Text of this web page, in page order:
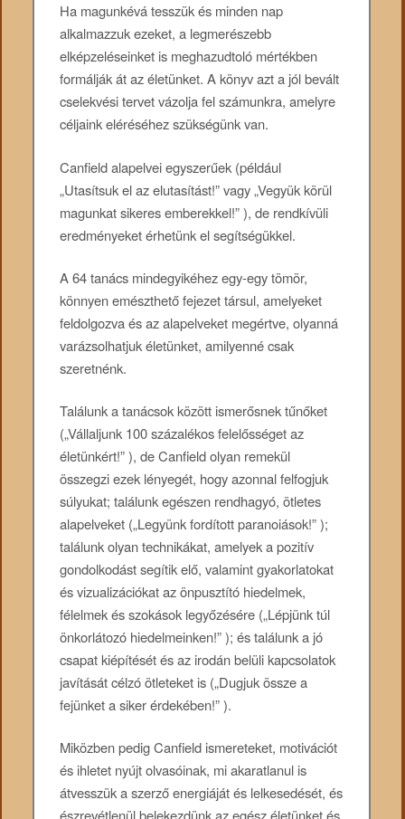
Ha magunkévá tesszük és minden nap
alkalmazzuk ezeket, a legmerészebb
elképzeléseinket is meghazudtoló mértékben
formálják át az életünket. A könyv azt a jól bevált
cselekvési tervet vázolja fel számunkra, amelyre
céljaink eléréséhez szükségünk van.
Canfield alapelvei egyszerűek (például
„Utasítsuk el az elutasítást!” vagy „Vegyük körül
magunkat sikeres emberekkel!” ), de rendkívüli
eredményeket érhetünk el segítségükkel.
A 64 tanács mindegyikéhez egy-egy tömör,
könnyen emészthető fejezet társul, amelyeket
feldolgozva és az alapelveket megértve, olyanná
varázsolhatjuk életünket, amilyenné csak
szeretnénk.
Találunk a tanácsok között ismerősnek tűnőket
(„Vállaljunk 100 százalékos felelősséget az
életünkért!” ), de Canfield olyan remekül
összegzi ezek lényegét, hogy azonnal felfogjuk
súlyukat; találunk egészen rendhagyó, ötletes
alapelveket („Legyünk fordított paranoiások!” );
találunk olyan technikákat, amelyek a pozitív
gondolkodást segítik elő, valamint gyakorlatokat
és vizualizációkat az önpusztító hiedelmek,
félelmek és szokások legyőzésére („Lépjünk túl
önkorlátozó hiedelmeinken!” ); és találunk a jó
csapat kiépítését és az irodán belüli kapcsolatok
javítását célzó ötleteket is („Dugjuk össze a
fejünket a siker érdekében!” ).
Miközben pedig Canfield ismereteket, motivációt
és ihletet nyújt olvasóinak, mi akaratlanul is
átvesszük a szerző energiáját és lelkesedését, és